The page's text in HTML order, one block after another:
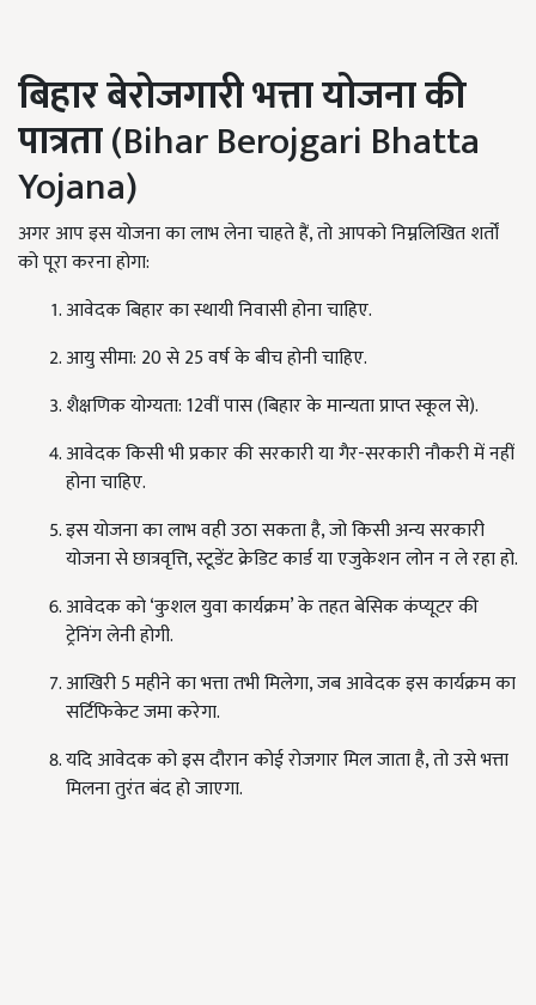
बिहारबेरोजगारी भत्ता योजना की
पात्रता(Bihar Berojgari Bhatta
Yojana)
अगर आप इस योजना का लाभ लेना चाहते हैं, तो आपको निम्नलिखित शर्तों
को पूरा करना होगा:
आवेदक बिहार का स्थायी निवासी होना चाहिए.
आयु सीमा: 20 से 25 वर्ष के बीच होनी चाहिए.
शैक्षणिक योग्यता: 12वीं पास (बिहार के मान्यता प्राप्त स्कूल से).
आवेदक किसी भी प्रकार की सरकारी या गैर-सरकारी नौकरी में नहीं
होना चाहिए.
इस योजना का लाभ वही उठा सकता है, जो किसी अन्य सरकारी
योजना से छात्रवृत्ति, स्टूडेंट क्रेडिट कार्ड या एजुकेशन लोन न ले रहा हो.
आवेदक को ‘कुशल युवा कार्यक्रम’ के तहत बेसिक कंप्यूटर की
ट्रेनिंग लेनी होगी.
आखिरी 5 महीने का भत्ता तभी मिलेगा, जब आवेदक इस कार्यक्रम का
सर्टिफिकेट जमा करेगा.
यदि आवेदक को इस दौरान कोई रोजगार मिल जाता है, तो उसे भत्ता
मिलना तुरंत बंद हो जाएगा.